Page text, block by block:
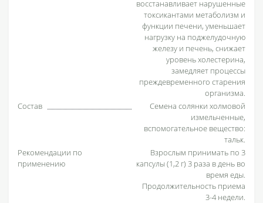
восстанавливает нарушенные
токсикантами метаболизм и
функции печени, уменьшает
нагрузку на поджелудочную
железу и печень, снижает
уровень холестерина,
замедляет процессы
преждевременного старения
организма.
Состав
Семена солянки холмовой
измельченные,
вспомогательное вещество:
тальк.
Рекомендации по
применению
Взрослым принимать по 3
капсулы (1,2 г) 3 раза в день во
время еды.
Продолжительность приема
3-4 недели.